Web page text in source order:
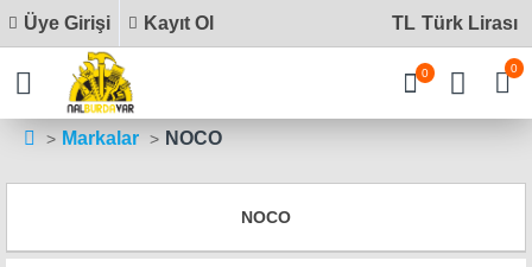
Üye Girişi Kayıt Ol TL Türk Lirası
0 0
Markalar NOCO
NOCO